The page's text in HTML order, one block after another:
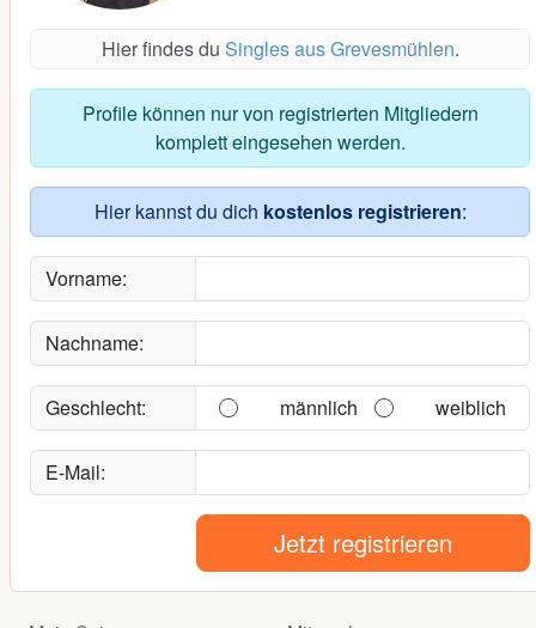
Hier findes du Singles aus Grevesmühlen.
Profile können nur von registrierten Mitgliedern
komplett eingesehen werden.
Hier kannst du dich kostenlos registrieren:
Vorname:
Nachname:
Geschlecht: männlich weiblich
E-Mail:
Jetzt registrieren